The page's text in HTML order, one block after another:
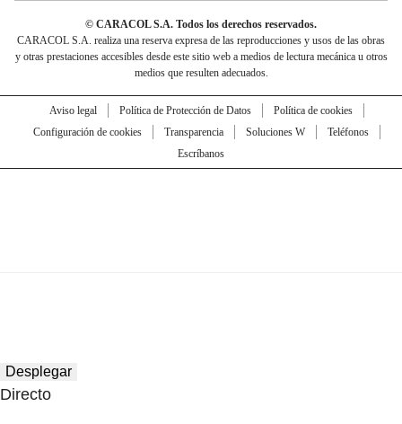
© CARACOL S.A. Todos los derechos reservados.
CARACOL S.A. realiza una reserva expresa de las reproducciones y usos de las obras
y otras prestaciones accesibles desde este sitio web a medios de lectura mecánica u otros
medios que resulten adecuados.
Aviso legal Política de Protección de Datos
Política de cookies
Configuración de cookies
Transparencia Soluciones W
Teléfonos
Escríbanos
Desplegar
Directo